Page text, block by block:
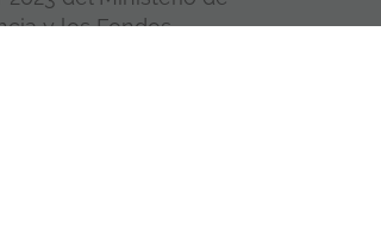
y los Fondos